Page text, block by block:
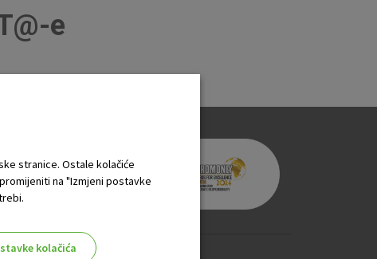
e
stranice. Ostale kolačiće
na "Izmjeni postavke
kolačića